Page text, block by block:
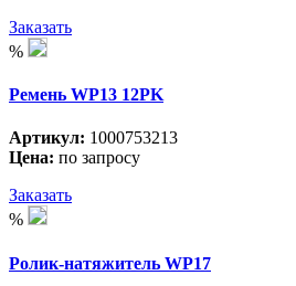
Заказать
%
Ремень WP13 12PK
Артикул: 1000753213
Цена: по запросу
Заказать
%
Ролик-натяжитель WP17